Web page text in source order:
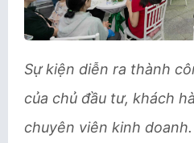
Sự kiện diễn ra thành
của chủ đầu tư, khách
chuyên viên kinh doanh.